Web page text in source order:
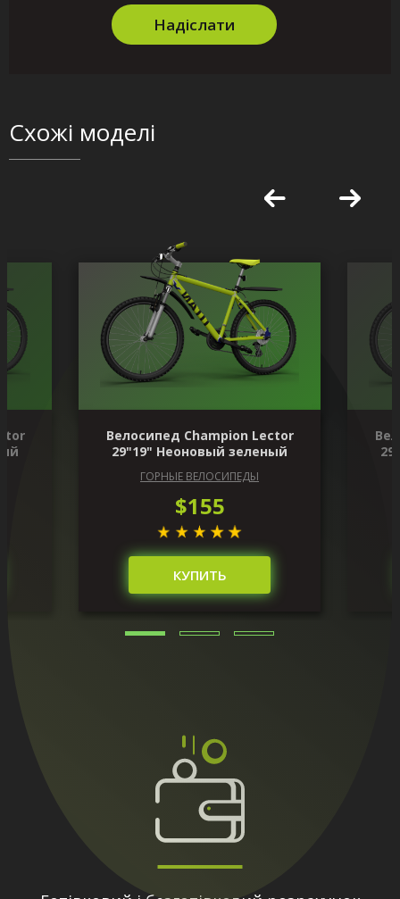
Надіслати
Схожі моделі
Велосипед Champion Lector
29"19" Неоновый зеленый
ГОРНЫЕ ВЕЛОСИПЕДЫ
$155
КУПИТЬ